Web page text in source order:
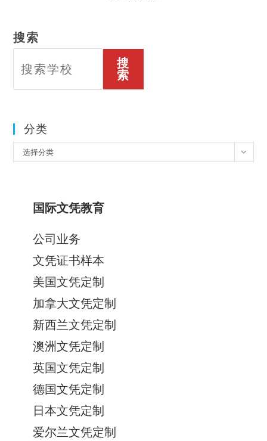
搜索
搜
索
分类
类
选择分类
国际文凭教育
公司业务
文凭证书样本
美国文凭定制
加拿大文凭定制
新西兰文凭定制
澳洲文凭定制
英国文凭定制
德国文凭定制
日本文凭定制
爱尔兰文凭定制